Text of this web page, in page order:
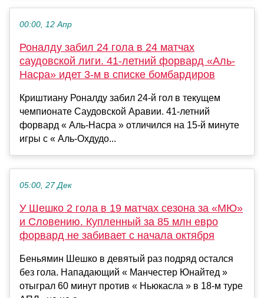
00:00, 12 Апр
Роналду забил 24 гола в 24 матчах
саудовской лиги. 41-летний форвард «Аль-
Насра» идет 3-м в списке бомбардиров
Криштиану Роналду забил 24-й гол в текущем
чемпионате Саудовской Аравии. 41-летний
форвард « Аль-Насра » отличился на 15-й минуте
игры с « Аль-Охдудо...
05:00, 27 Дек
У Шешко 2 гола в 19 матчах сезона за «МЮ»
и Словению. Купленный за 85 млн евро
форвард не забивает с начала октября
Беньямин Шешко в девятый раз подряд остался
без гола. Нападающий « Манчестер Юнайтед »
отыграл 60 минут против « Ньюкасла » в 18-м туре